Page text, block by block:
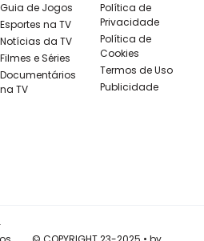
Guia de Jogos
Esportes na TV
Notícias da TV
Filmes e Séries
Documentários
na TV
Política de
Privacidade
Política de
Cookies
Termos de Uso
Publicidade